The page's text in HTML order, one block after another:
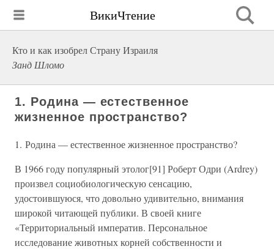
ВикиЧтение
Кто и как изобрел Страну Израиля
Занд Шломо
1. Родина — естественное
жизненное пространство?
1. Родина — естественное жизненное пространство?
В 1966 году популярный этолог[91] Роберт Одри (Ardrey)
произвел социобиологическую сенсацию,
удостоившуюся, что довольно удивительно, внимания
широкой читающей публики. В своей книге
«Территориальный императив. Персональное
исследование животных корней собственности и